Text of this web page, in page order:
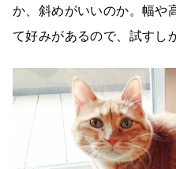
か、斜めがいいのか。幅や
て好みがあるので、試すし